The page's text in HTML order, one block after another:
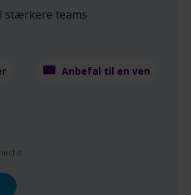
stærkere teams
Anbefal til en ven